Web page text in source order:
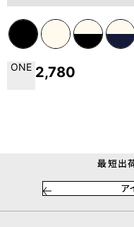
ONE 2,780
最短出
ア